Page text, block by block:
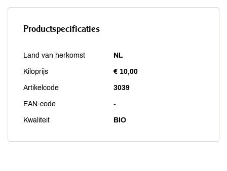
Productspecificaties
Land van herkomst NL
Kiloprijs € 10,00
Artikelcode 3039
EAN-code -
Kwaliteit BIO